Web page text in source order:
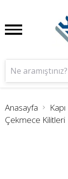
Anasayfa
Çekmece Kilitleri